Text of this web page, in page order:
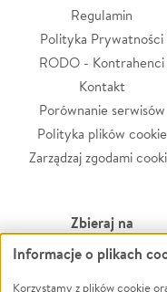
Regulamin
Polityka Prywatności
RODO - Kontrahenci
Kontakt
Porównanie serwisów
Polityka plików cookie
Zarządzaj zgodami
Zbieraj na
Leczenie
Informacje o plikach
Korzystamy z plików cookie